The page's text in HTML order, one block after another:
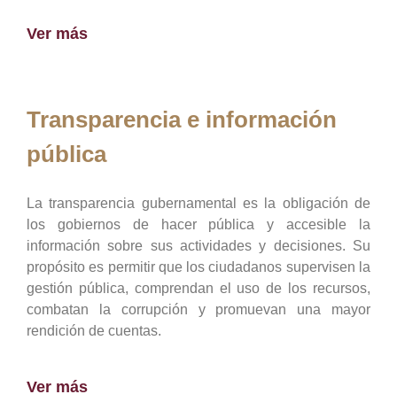
Ver más
Transparencia e información
pública
La transparencia gubernamental es la obligación de
los gobiernos de hacer pública y accesible la
información sobre sus actividades y decisiones. Su
propósito es permitir que los ciudadanos supervisen la
gestión pública, comprendan el uso de los recursos,
combatan la corrupción y promuevan una mayor
rendición de cuentas.
Ver más